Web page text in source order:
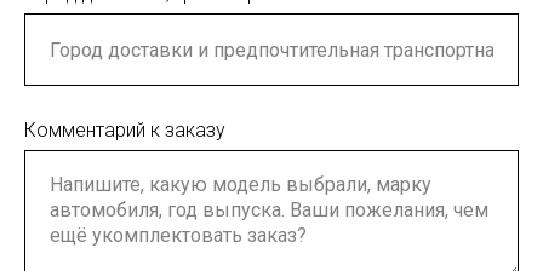
Комментарий к заказу